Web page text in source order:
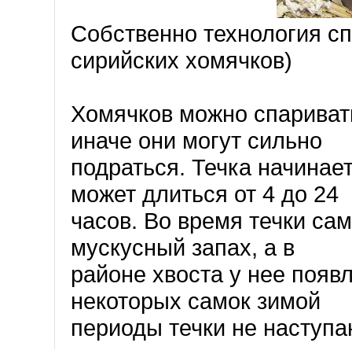
Собственно технология
сирийских хомячков)
Хомячков можно
иначе они могут сильно
подраться. Течка
может длиться от 4 до 24
часов. Во время течки
мускусный запах, а в
районе хвоста у нее
некоторых самок зимой
периоды течки не